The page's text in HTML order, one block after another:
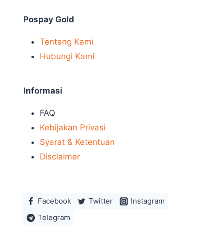
Pospay Gold
Tentang Kami
Hubungi Kami
Informasi
FAQ
Kebijakan Privasi
Syarat & Ketentuan
Disclaimer
Facebook Twitter
Instagram
Telegram